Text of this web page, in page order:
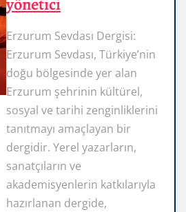
Erzurum Sevdası Dergisi:
Erzurum Sevdası, Türkiye’nin
doğu bölgesinde yer alan
Erzurum şehrinin kültürel,
sosyal ve tarihi zenginliklerini
tanıtmayı amaçlayan bir
dergidir. Yerel yazarların,
sanatçıların ve
akademisyenlerin katkılarıyla
hazırlanan dergide,